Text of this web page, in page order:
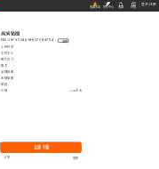
收藏本站 创作中心 收藏 充值
登录 |注册
高清贴图
ID: 1973154619957194754 复制
上传时间
文件大小
图片尺寸
格式
品牌贴图
无缝贴图
授权
价格 0.00艺币
立即下载
分享 举报